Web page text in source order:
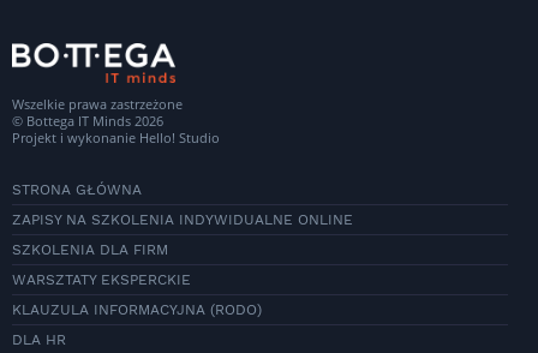
Wszelkie prawa zastrzeżone
© Bottega IT Minds 2026
Projekt i wykonanie Hello! Studio
STRONA GŁÓWNA
ZAPISY NA SZKOLENIA INDYWIDUALNE ONLINE
SZKOLENIA DLA FIRM
WARSZTATY EKSPERCKIE
KLAUZULA INFORMACYJNA (RODO)
DLA HR